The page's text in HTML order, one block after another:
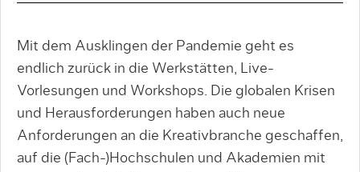
Mit dem Ausklingen der Pandemie geht es
endlich zurück in die Werkstätten, Live-
Vorlesungen und Workshops. Die globalen Krisen
und Herausforderungen haben auch neue
Anforderungen an die Kreativbranche geschaffen,
auf die (Fach-)Hochschulen und Akademien mit